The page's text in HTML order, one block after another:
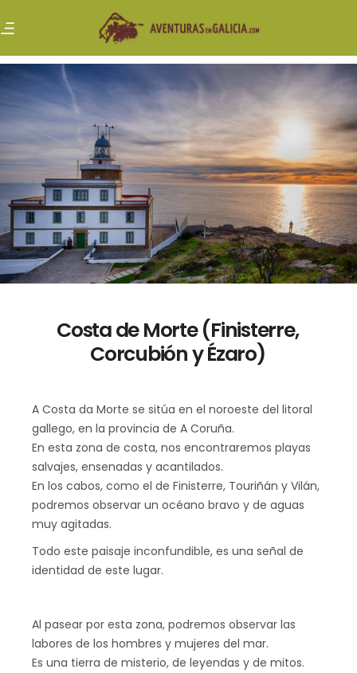
Costa de Morte (Finisterre,
Corcubión y Ézaro)
A Costa da Morte se sitúa en el noroeste del litoral
gallego, en la provincia de A Coruña.
En esta zona de costa, nos encontraremos playas
salvajes, ensenadas y acantilados.
En los cabos, como el de Finisterre, Touriñán y Vilán,
podremos observar un océano bravo y de aguas
muy agitadas.
Todo este paisaje inconfundible, es una señal de
identidad de este lugar.
Al pasear por esta zona, podremos observar las
labores de los hombres y mujeres del mar.
Es una tierra de misterio, de leyendas y de mitos.